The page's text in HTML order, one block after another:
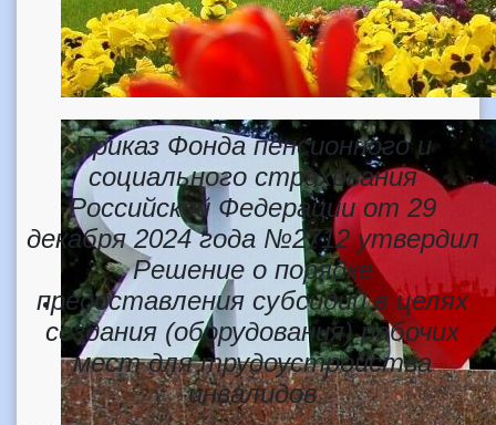
Приказ Фонда пенсионного и
социального страхования
Российской Федерации от 29
декабря 2024 года №2712 утвердил
Решение о порядке
предоставления субсидий в целях
создания (оборудования) рабочих
мест для трудоустройства
инвалидов